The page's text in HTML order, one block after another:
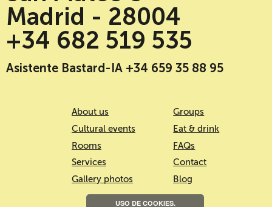
Madrid - 28004
+34 682 519 535
Asistente Bastard-IA +34 659 35 88 95
About us
Cultural events
Rooms
Services
Gallery photos
Groups
Eat & drink
FAQs
Contact
Blog
USO DE COOKIES.